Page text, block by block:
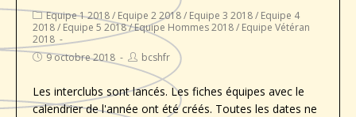
Equipe 1 2018/ Equipe 2 2018/ Equipe 3 2018/ Equipe 4
2018/ Equipe 5 2018/Equipe Hommes 2018/ Equipe Vétéran
2018
9 octobre 2018
bcshfr
Les interclubs sont lancés. Les fiches équipes avec le
calendrier de l'année ont été créés. Toutes les dates ne